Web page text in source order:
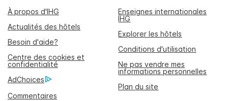
À propos d'IHG
Enseignes internationales
IHG
Actualités des hôtels
Explorer les hôtels
Besoin d'aide?
Conditions d'utilisation
Centre des cookies et
confidentialité
Ne pas vendre mes
informations personnelles
AdChoices
Plan du site
Commentaires